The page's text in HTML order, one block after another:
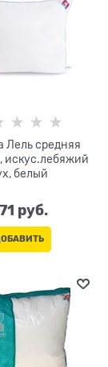
Лель средняя
искус.лебяжий
белый
руб.